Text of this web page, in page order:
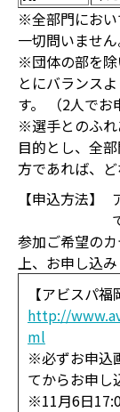
※全部門におい
一切問いません
※団体の部を除
とにバランス
す。 （2人でお
※選手とのふれ
目的とし、全
方であれば、ど
【申込方法】
参加ご希望の
上、お申し込み
【アビスパ
http://
ml
※必ずお申込
てからお申し
※11月6日